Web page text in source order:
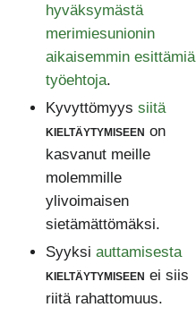
hyväksymästä
merimiesunionin
aikaisemmin esittämiä
työehtoja.
Kyvyttömyys siitä
kieltäytymiseen on
kasvanut meille
molemmille
ylivoimaisen
sietämättömäksi.
Syyksi auttamisesta
kieltäytymiseen ei siis
riitä rahattomuus.